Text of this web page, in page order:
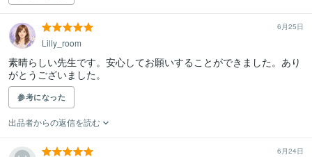
6月25日
Lilly_room
素晴らしい先生です。安心してお願いすることができました。あり
がとうございました。
参考になった
出品者からの返信を読む
6月24日